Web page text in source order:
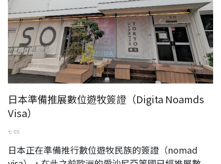
日本準備推展數位遊牧簽證（Digita Noamds
Visa）
七 05
日本正在準備推行數位遊牧民族的簽證（nomad